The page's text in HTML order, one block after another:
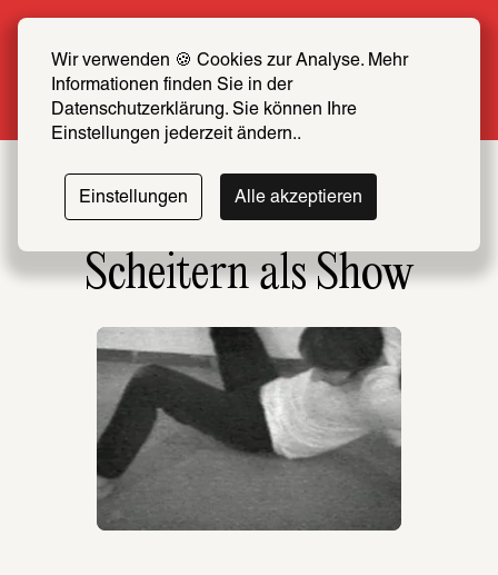
Wir verwenden 🍪 Cookies zur Analyse. Mehr
Informationen finden Sie in der
Datenschutzerklärung. Sie können Ihre
Einstellungen jederzeit ändern..
Einstellungen Alle akzeptieren
SCHIRN FREUND*IN werden
Mehr erfahren
Scheitern als Show